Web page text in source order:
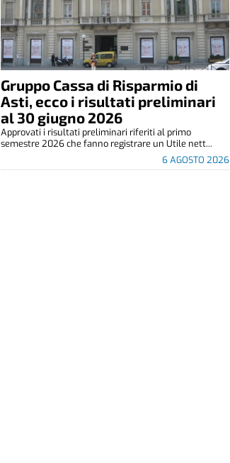
Gruppo Cassa di Risparmio di
Asti, ecco i risultati preliminari
al 30 giugno 2026
6 AGOSTO 2026
Approvati i risultati preliminari riferiti al primo
semestre 2026 che fanno registrare un Utile nett...